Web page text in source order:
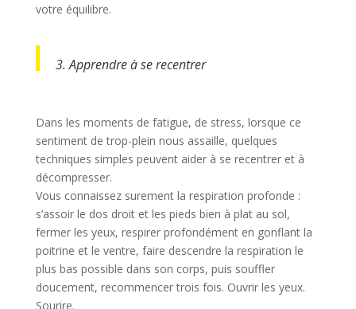
votre équilibre.
3. Apprendre à se recentrer
Dans les moments de fatigue, de stress, lorsque ce
sentiment de trop-plein nous assaille, quelques
techniques simples peuvent aider à se recentrer et à
décompresser.
Vous connaissez surement la respiration profonde :
s’assoir le dos droit et les pieds bien à plat au sol,
fermer les yeux, respirer profondément en gonflant la
poitrine et le ventre, faire descendre la respiration le
plus bas possible dans son corps, puis souffler
doucement, recommencer trois fois. Ouvrir les yeux.
Sourire.